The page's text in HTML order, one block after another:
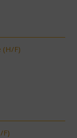
(H/F)
F)